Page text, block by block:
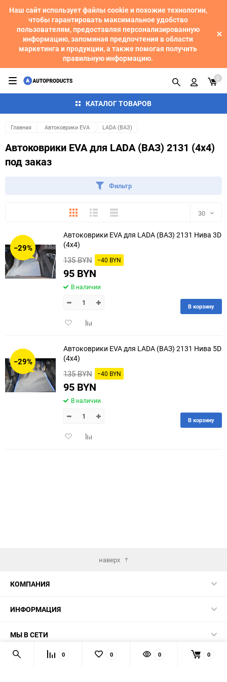
Наш сайт использует файлы cookie и похожие технологии,
чтобы гарантировать максимальное удобство
пользователям, предоставляя персонализированную
информацию, запоминая предпочтения в области
маркетинга и продукции, а также помогая получить
правильную информацию.
КАТАЛОГ ТОВАРОВ
0
Главная Автоковрики EVA LADA (ВАЗ)
Автоковрики EVA для LADA (ВАЗ) 2131 (4x4)
под заказ
Фильтр
ПлиткаПодробноКомпактно 30
30
150
−29%
Автоковрики EVA для LADA (ВАЗ) 2131 Нива 3D
(4x4)
135 BYN −40 BYN
95 BYN
В наличии
ДобавитьДобавить
В корзину
−29%
Автоковрики EVA для LADA (ВАЗ) 2131 Нива 5D
(4x4)
135 BYN −40 BYN
95 BYN
В наличии
ДобавитьДобавить
В корзину
наверх
КОМПАНИЯ
ИНФОРМАЦИЯ
МЫ В СЕТИ
КОНТАКТЫ
0 0 0 0